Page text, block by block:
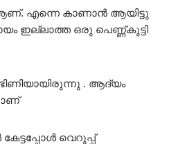
എന്നെ കാണാൻ ആയിട്ടു
ഇല്ലാത്ത ഒരു പെണ്ണ്കുട്ടി
. ആദ്യം
വെറുപ്പ്